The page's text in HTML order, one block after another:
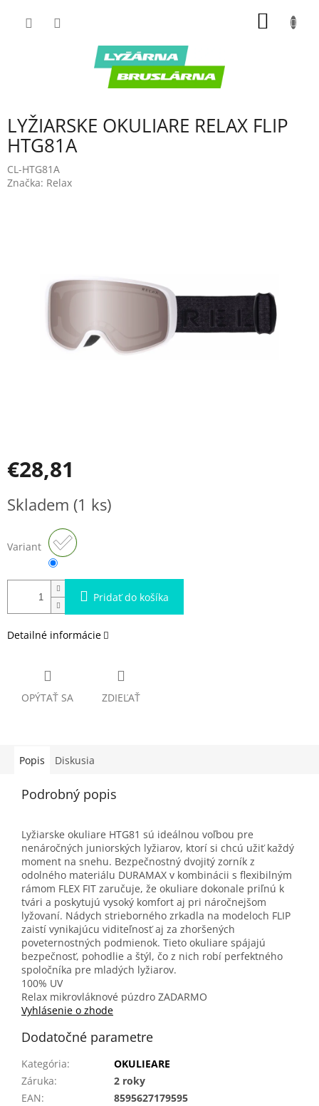
LYŽIARSKE OKULIARE RELAX FLIP
HTG81A
CL-HTG81A
Značka: Relax
€28,81
cena:
Skladem (1 ks)
Variant
Pridať do košíka
Detailné informácie
OPÝTAŤ SA ZDIEĽAŤ
Popis Diskusia
Podrobný popis
Lyžiarske okuliare HTG81 sú ideálnou voľbou pre
nenáročných juniorských lyžiarov, ktorí si chcú užiť každý
moment na snehu. Bezpečnostný dvojitý zorník z
odolného materiálu DURAMAX v kombinácii s flexibilným
rámom FLEX FIT zaručuje, že okuliare dokonale priľnú k
tvári a poskytujú vysoký komfort aj pri náročnejšom
lyžovaní. Nádych strieborného zrkadla na modeloch FLIP
zaistí vynikajúcu viditeľnosť aj za zhoršených
poveternostných podmienok. Tieto okuliare spájajú
bezpečnosť, pohodlie a štýl, čo z nich robí perfektného
spoločníka pre mladých lyžiarov.
100% UV
Relax mikrovláknové púzdro ZADARMO
Vyhlásenie o zhode
Dodatočné parametre
Kategória:
OKULIEARE
Záruka:
2 roky
EAN:
8595627179595